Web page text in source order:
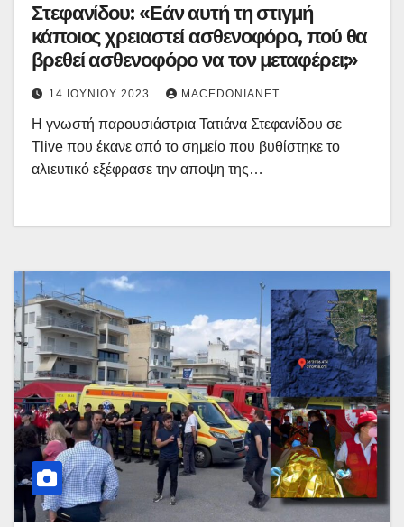
Στεφανίδου: «Εάν αυτή τη στιγμή
κάποιος χρειαστεί ασθενοφόρο, πού θα
βρεθεί ασθενοφόρο να τον μεταφέρει;»
14 ΙΟΥΝΊΟΥ 2023 MACEDONIANET
Η γνωστή παρουσιάστρια Τατιάνα Στεφανίδου σε
Tlive που έκανε από το σημείο που βυθίστηκε το
αλιευτικό εξέφρασε την αποψη της…